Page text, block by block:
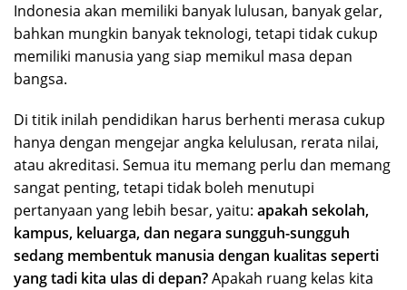
Indonesia akan memiliki banyak lulusan, banyak gelar,
bahkan mungkin banyak teknologi, tetapi tidak cukup
memiliki manusia yang siap memikul masa depan
bangsa.
Di titik inilah pendidikan harus berhenti merasa cukup
hanya dengan mengejar angka kelulusan, rerata nilai,
atau akreditasi. Semua itu memang perlu dan memang
sangat penting, tetapi tidak boleh menutupi
pertanyaan yang lebih besar, yaitu: apakah sekolah,
kampus, keluarga, dan negara sungguh-sungguh
sedang membentuk manusia dengan kualitas seperti
yang tadi kita ulas di depan?Apakah ruang kelas kita